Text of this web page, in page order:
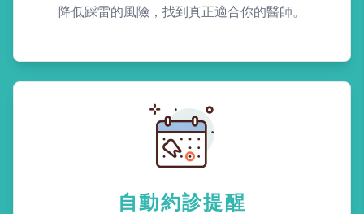
降低踩雷的風險，找到真正適合你的醫師。
自動約診提醒